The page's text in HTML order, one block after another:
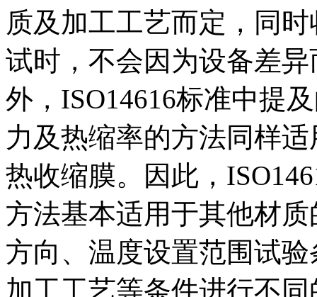
质及加工工艺而定，同
试时，不会因为设备差
外，ISO14616标准中提
力及热缩率的方法同样
热收缩膜。因此，
方法基本适用于其他材
方向、温度设置范围试
加工工艺等条件进行不